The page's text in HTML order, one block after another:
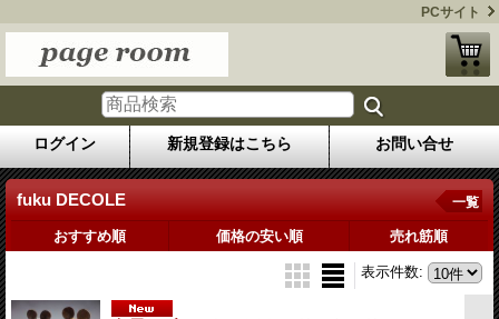
PCサイト
ログイン 新規登録はこちら お問い合せ
fuku DECOLE 一覧
おすすめ順 価格の安い順 売れ筋順
表示件数: